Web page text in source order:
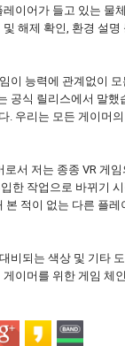
레이어가 들고 있는 물
해제 확인, 환경 설명
이 능력에 관계없이
공식 릴리스에서 말
. 우리는 모든 게이머
로서 저는 종종 VR 게
한 작업으로 바뀌기
본 적이 없는 다른 플
비되는 색상 및 기타
이머를 위한 게임 체